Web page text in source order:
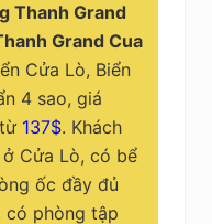
Thanh Grand
Grand Cua
Cửa Lò, Biển
4 sao, giá
137$. Khách
Cửa Lò, có bể
ốc đầy đủ
có phòng tập